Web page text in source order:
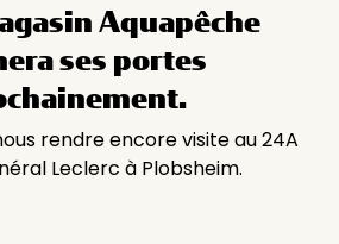
Aquapêche
ses portes
rendre encore visite au 24A
Leclerc à Plobsheim.